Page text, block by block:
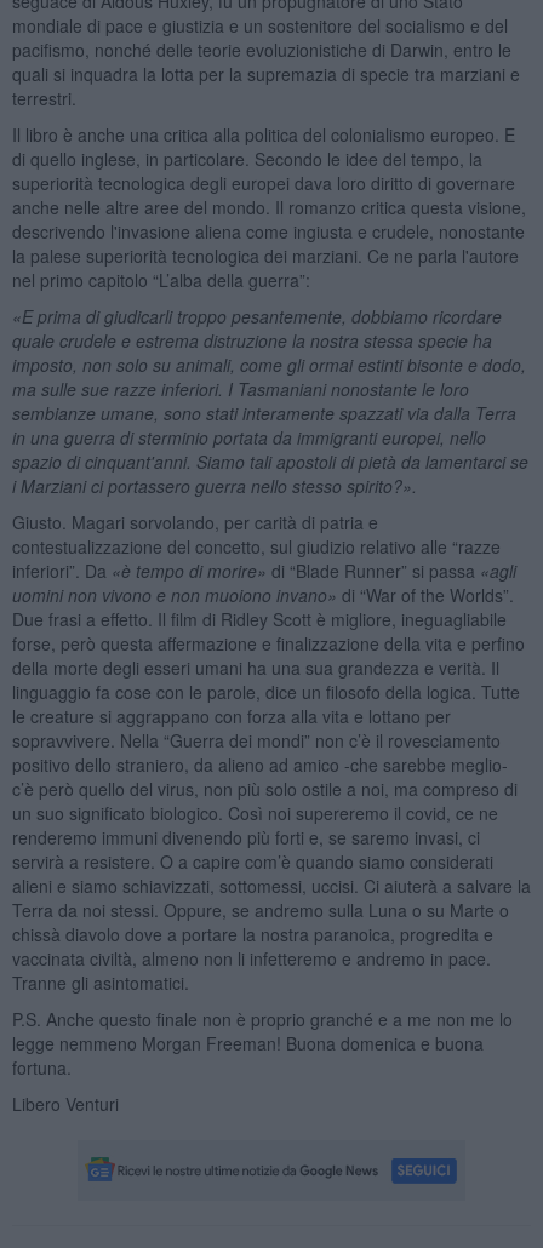
mondiale di pace e giustizia e un sostenitore del socialismo e del
pacifismo, nonché delle teorie evoluzionistiche di Darwin, entro le
quali si inquadra la lotta per la supremazia di specie tra marziani e
terrestri.
Il libro è anche una critica alla politica del colonialismo europeo. E
di quello inglese, in particolare. Secondo le idee del tempo, la
superiorità tecnologica degli europei dava loro diritto di governare
anche nelle altre aree del mondo. Il romanzo critica questa visione,
descrivendo l'invasione aliena come ingiusta e crudele, nonostante
la palese superiorità tecnologica dei marziani. Ce ne parla l'autore
nel primo capitolo “L’alba della guerra”:
«E prima di giudicarli troppo pesantemente, dobbiamo ricordare
quale crudele e estrema distruzione la nostra stessa specie ha
imposto, non solo su animali, come gli ormai estinti bisonte e dodo,
ma sulle sue razze inferiori. I Tasmaniani nonostante le loro
sembianze umane, sono stati interamente spazzati via dalla Terra
in una guerra di sterminio portata da immigranti europei, nello
spazio di cinquant'anni. Siamo tali apostoli di pietà da lamentarci se
i Marziani ci portassero guerra nello stesso spirito?».
Giusto. Magari sorvolando, per carità di patria e
contestualizzazione del concetto, sul giudizio relativo alle “razze
inferiori”. Da «è tempo di morire» di “Blade Runner” si passa «agli
uomini non vivono e non muoiono invano» di “War of the Worlds”.
Due frasi a effetto. Il film di Ridley Scott è migliore, ineguagliabile
forse, però questa affermazione e finalizzazione della vita e perfino
della morte degli esseri umani ha una sua grandezza e verità. Il
linguaggio fa cose con le parole, dice un filosofo della logica. Tutte
le creature si aggrappano con forza alla vita e lottano per
sopravvivere. Nella “Guerra dei mondi” non c’è il rovesciamento
positivo dello straniero, da alieno ad amico -che sarebbe meglio-
c’è però quello del virus, non più solo ostile a noi, ma compreso di
un suo significato biologico. Così noi supereremo il covid, ce ne
renderemo immuni divenendo più forti e, se saremo invasi, ci
servirà a resistere. O a capire com’è quando siamo considerati
alieni e siamo schiavizzati, sottomessi, uccisi. Ci aiuterà a salvare la
Terra da noi stessi. Oppure, se andremo sulla Luna o su Marte o
chissà diavolo dove a portare la nostra paranoica, progredita e
vaccinata civiltà, almeno non li infetteremo e andremo in pace.
Tranne gli asintomatici.
P.S. Anche questo finale non è proprio granché e a me non me lo
legge nemmeno Morgan Freeman! Buona domenica e buona
fortuna.
Libero Venturi